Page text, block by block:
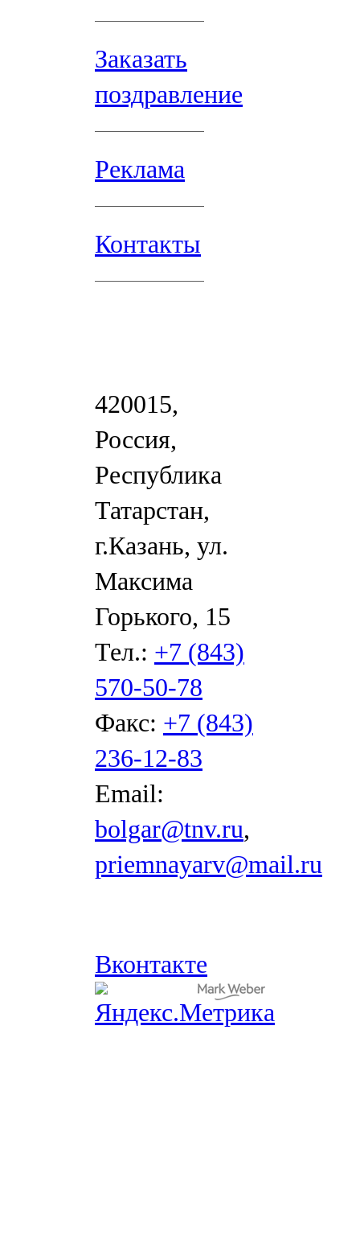
Заказать
поздравление
Реклама
Контакты
420015,
Россия,
Республика
Татарстан,
г.Казань, ул.
Максима
Горького, 15
Тел.: +7 (843)
570-50-78
Факс: +7 (843)
236-12-83
Email:
bolgar@tnv.ru,
priemnayarv@mail.ru
Вконтакте